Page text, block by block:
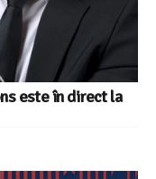
este în direct la